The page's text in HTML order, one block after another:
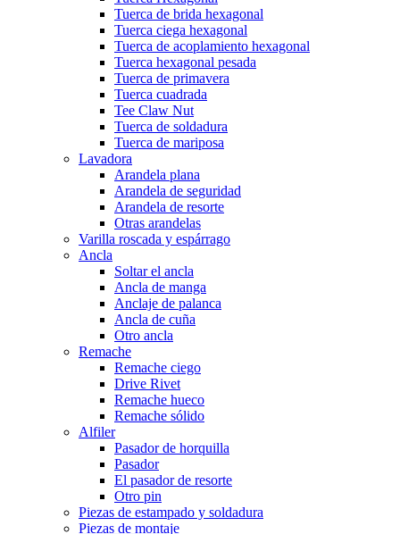
Tuerca de brida hexagonal
Tuerca ciega hexagonal
Tuerca de acoplamiento hexagonal
Tuerca hexagonal pesada
Tuerca de primavera
Tuerca cuadrada
Tee Claw Nut
Tuerca de soldadura
Tuerca de mariposa
Lavadora
Arandela plana
Arandela de seguridad
Arandela de resorte
Otras arandelas
Varilla roscada y espárrago
Ancla
Soltar el ancla
Ancla de manga
Anclaje de palanca
Ancla de cuña
Otro ancla
Remache
Remache ciego
Drive Rivet
Remache hueco
Remache sólido
Alfiler
Pasador de horquilla
Pasador
El pasador de resorte
Otro pin
Piezas de estampado y soldadura
Piezas de montaje